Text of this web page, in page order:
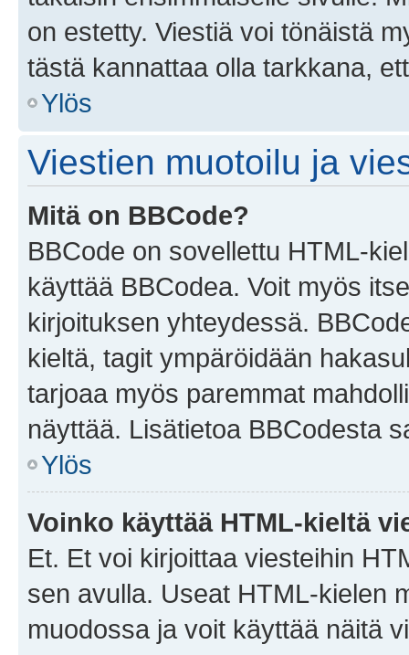
on estetty. Viestiä voi tönäistä
tästä kannattaa olla tarkkana,
Ylös
Viestien muotoilu ja
Mitä on BBCode?
BBCode on sovellettu HTML-
käyttää BBCodea. Voit myös
kirjoituksen yhteydessä.
kieltä, tagit ympäröidään
tarjoaa myös paremmat
näyttää. Lisätietoa BBCodesta
Ylös
Voinko käyttää HTML-kieltä
Et. Et voi kirjoittaa viesteihin
sen avulla. Useat HTML-kielen
muodossa ja voit käyttää näitä